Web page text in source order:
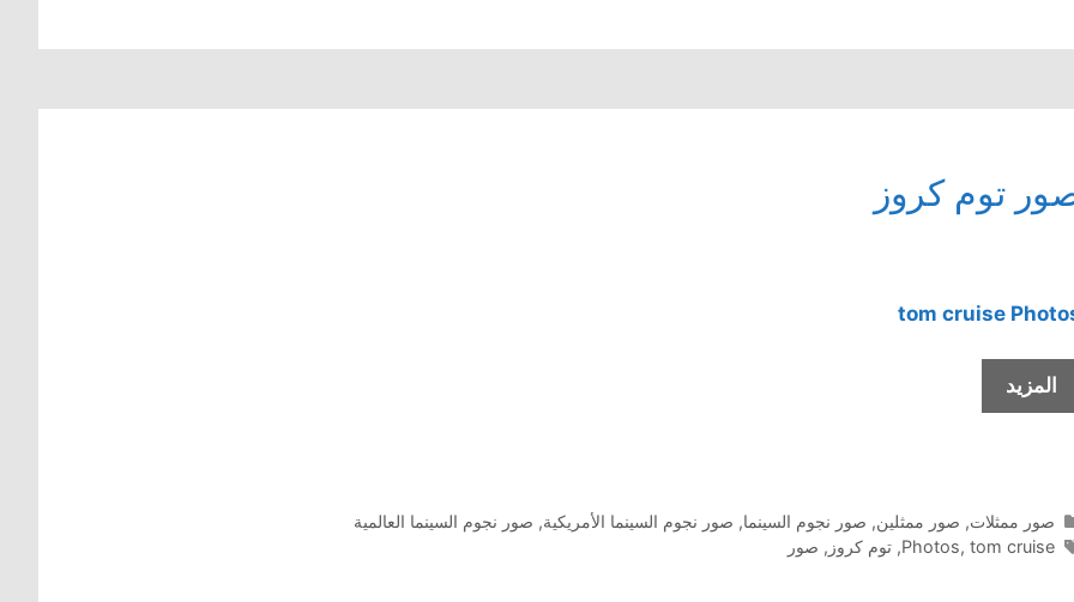
توم كروز
tom cruise
المزيد
توم
التصنيفات
صور ممثلات, صور ممثلين, صور نجوم السينما, صور نجوم السينما الأمريكية, صور نجوم السينما العالمية
الوسوم
Photos,tom cruise
, توم كروز , صور